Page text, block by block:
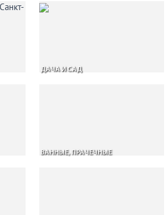
ДАЧА И САД
ВАННЫЕ, ПРАЧЕЧНЫЕ